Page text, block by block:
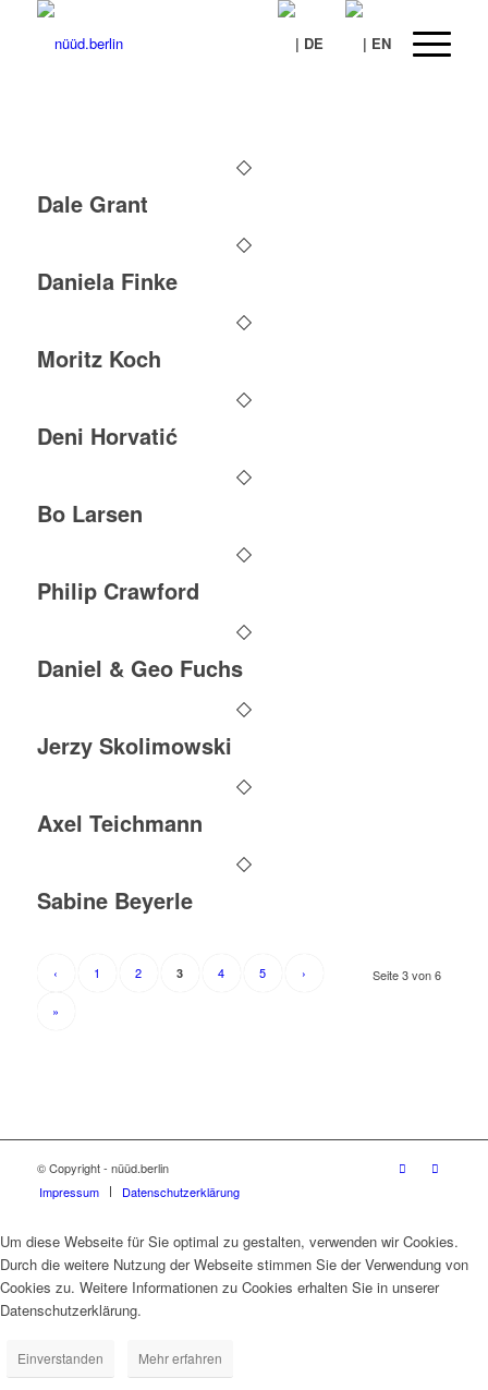
Dale Grant
Daniela Finke
Moritz Koch
Deni Horvatić
Bo Larsen
Philip Crawford
Daniel & Geo Fuchs
Jerzy Skolimowski
Axel Teichmann
Sabine Beyerle
Seite 3 von 6
‹ 1 2 3 4 5 ›
»
© Copyright - nüüd.berlin
Impressum
Datenschutzerklärung
Um diese Webseite für Sie optimal zu gestalten, verwenden wir Cookies.
Durch die weitere Nutzung der Webseite stimmen Sie der Verwendung von
Cookies zu. Weitere Informationen zu Cookies erhalten Sie in unserer
Datenschutzerklärung.
Einverstanden Mehr erfahren